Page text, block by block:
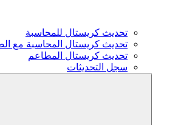
تحديث كريستال للمحاسبة
تحديث كريستال المحاسبة مع
تحديث كريستال المطاعم
سجل التحديثات